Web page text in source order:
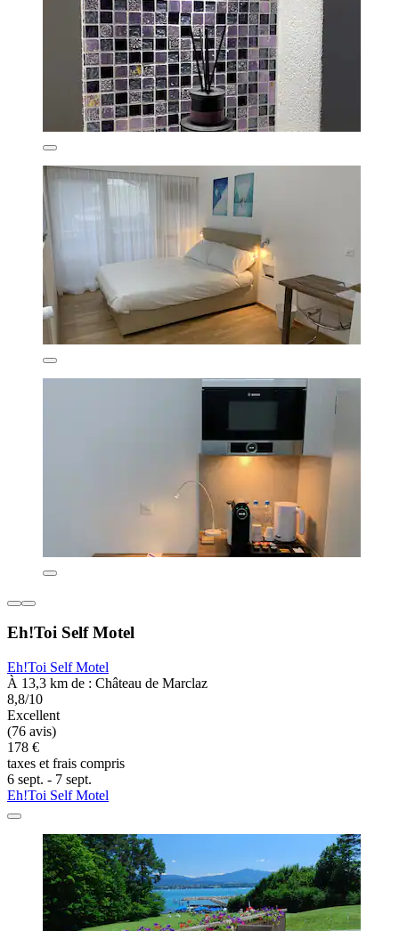
Eh!Toi Self Motel
Eh!Toi Self Motel
À 13,3 km de : Château de Marclaz
8,8/10
Excellent
(76 avis)
178 €
taxes et frais compris
6 sept. - 7 sept.
Eh!Toi Self Motel